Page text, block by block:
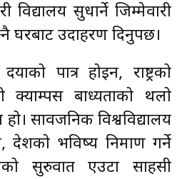
सुधार्ने जिम्मेवारी
उदाहरण दिनुपर्छ।
पात्र होइन, राष्ट्रको
क्याम्पस बाध्यताको थलो
सार्वजनिक विश्वविद्यालय
देशको भविष्य निर्माण गर्ने
सुरुवात एउटा साहसी